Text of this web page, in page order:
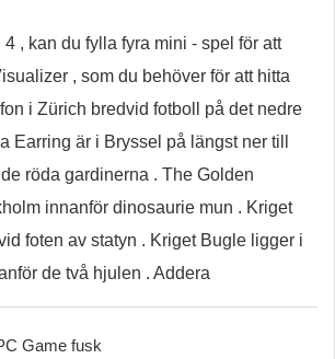
, kan du fylla fyra mini - spel för att
, som du behöver för att hitta
i Zürich bredvid fotboll på det nedre
Earring är i Bryssel på längst ner till
röda gardinerna . The Golden
innanför dinosaurie mun . Kriget
foten av statyn . Kriget Bugle ligger i
de två hjulen . Addera
Game fusk